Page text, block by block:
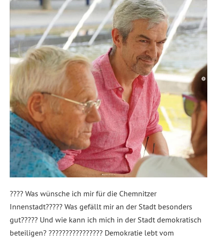
???? Was wünsche ich mir für die Chemnitzer
Innenstadt????? Was gefällt mir an der Stadt besonders
gut????? Und wie kann ich mich in der Stadt demokratisch
beteiligen? ????‍????‍????‍???? Demokratie lebt vom